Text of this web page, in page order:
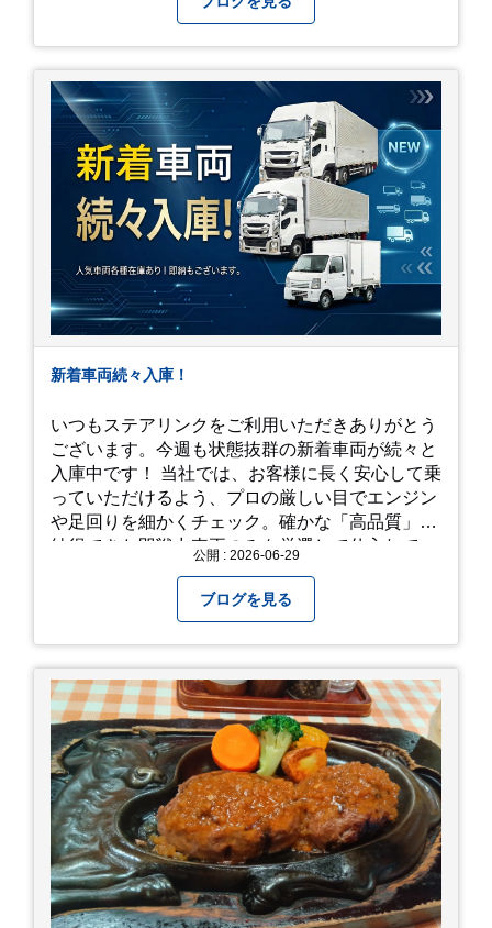
新着車両続々入庫！
いつもステアリンクをご利用いただきありがとう
ございます。今週も状態抜群の新着車両が続々と
入庫中です！ 当社では、お客様に長く安心して乗
っていただけるよう、プロの厳しい目でエンジン
や足回りを細かくチェック。確かな「高品質」と
納得できた即戦力車両のみを厳選して仕入れてい
公開 : 2026-06-29
ブログを見る